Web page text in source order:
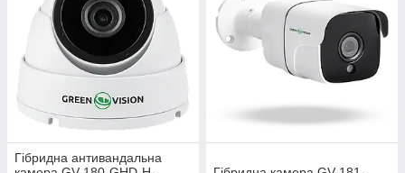
Гібридна антивандальна